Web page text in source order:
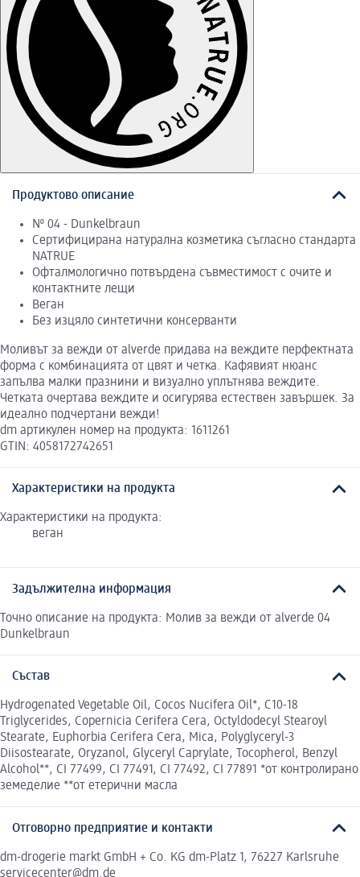
Продуктово описание
№ 04 - Dunkelbraun
Сертифицирана натурална козметика съгласно стандарта
NATRUE
Офталмологично потвърдена съвместимост с очите и
контактните лещи
Веган
Без изцяло синтетични консерванти
Моливът за вежди от alverde придава на веждите перфектната
форма с комбинацията от цвят и четка. Кафявият нюанс
запълва малки празнини и визуално уплътнява веждите.
Четката очертава веждите и осигурява естествен завършек. За
идеално подчертани вежди!
dm артикулен номер на продукта: 1611261
GTIN: 4058172742651
Характеристики на продукта
Характеристики на продукта:
веган
Задължителна информация
Точно описание на продукта: Молив за вежди от alverde 04
Dunkelbraun
Състав
Hydrogenated Vegetable Oil, Cocos Nucifera Oil*, C10-18
Triglycerides, Copernicia Cerifera Cera, Octyldodecyl Stearoyl
Stearate, Euphorbia Cerifera Cera, Mica, Polyglyceryl-3
Diisostearate, Oryzanol, Glyceryl Caprylate, Tocopherol, Benzyl
Alcohol**, CI 77499, CI 77491, CI 77492, CI 77891 *от контролирано
земеделие **от етерични масла
Отговорно предприятие и контакти
dm-drogerie markt GmbH + Co. KG dm-Platz 1, 76227 Karlsruhe
servicecenter@dm.de